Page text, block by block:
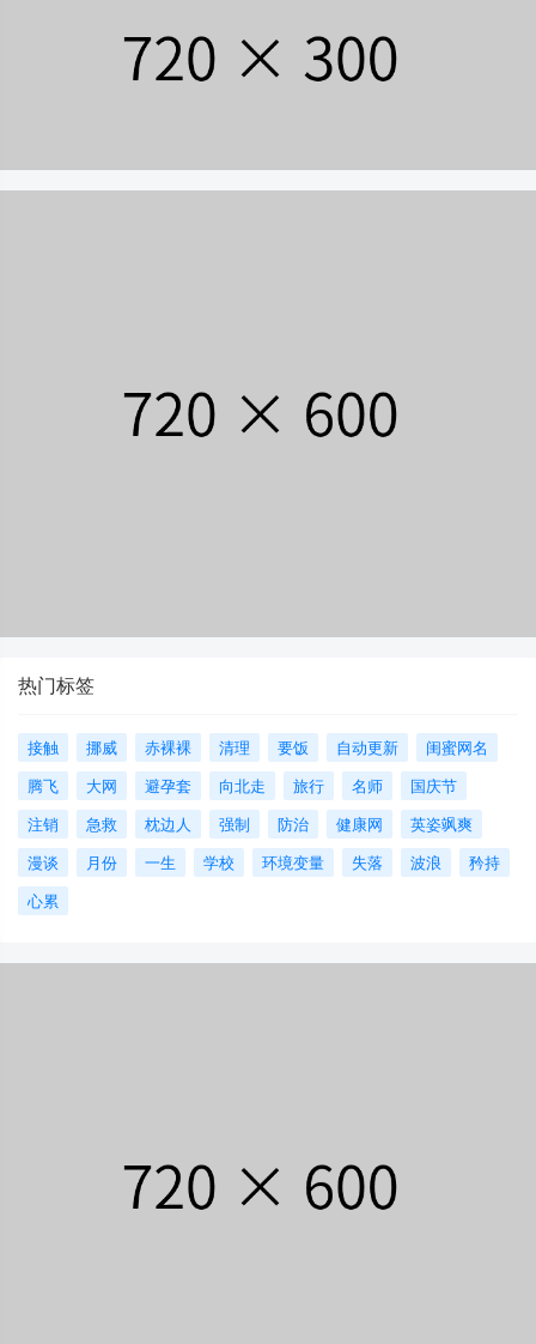
热门标签
接触 挪威 赤裸裸 清理 要饭 自动更新
闺蜜网名
腾飞
大网 避孕套 向北走 旅行 名师
国庆节
注销
急救 枕边人 强制 防治 健康网
英姿飒爽
漫谈
月份 一生 学校 环境变量 失落 波浪
矜持
心累